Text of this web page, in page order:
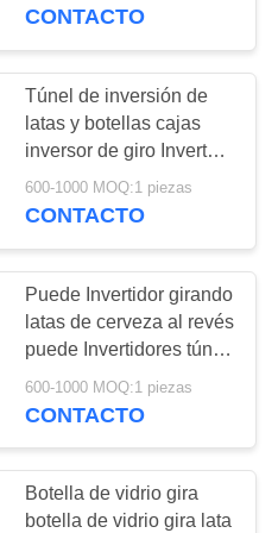
los
rodadur
de
de nylon
de
de
Repuesto
POM
41
plástico
de
45
inversores de giro para
CONTACTO
Túnel de inversión de
latas y botellas cajas
inversor de giro Inverter -
Revertor gira dispositivo
de desvío transportador
600-1000 MOQ:1 piezas
CONTACTO
Puede Invertidor girando
latas de cerveza al revés
puede Invertidores túnel
de inversión de los
viales botella puede
600-1000 MOQ:1 piezas
CONTACTO
Botella de vidrio gira
botella de vidrio gira lata